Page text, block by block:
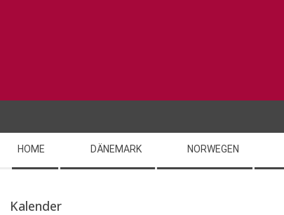
Navigation
Menu
HOME DÄNEMARK NORWEGEN
Kalender